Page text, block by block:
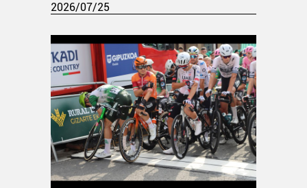
2026/07/25